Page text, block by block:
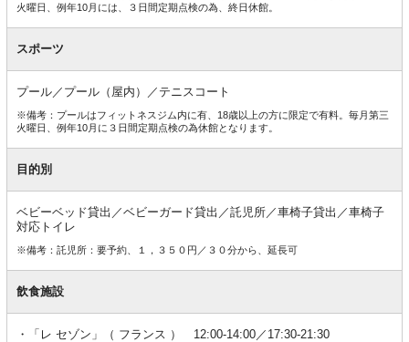
火曜日、例年10月には、３日間定期点検の為、終日休館。
スポーツ
プール／プール（屋内）／テニスコート
※備考：プールはフィットネスジム内に有、18歳以上の方に限定で有料。毎月第三
火曜日、例年10月に３日間定期点検の為休館となります。
目的別
ベビーベッド貸出／ベビーガード貸出／託児所／車椅子貸出／車椅子
対応トイレ
※備考：託児所：要予約、１，３５０円／３０分から、延長可
飲食施設
「レ セゾン」（ フランス ） 12:00-14:00／17:30-21:30